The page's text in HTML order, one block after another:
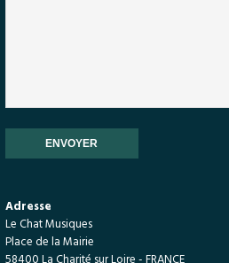
Adresse
Le Chat Musiques
Place de la Mairie